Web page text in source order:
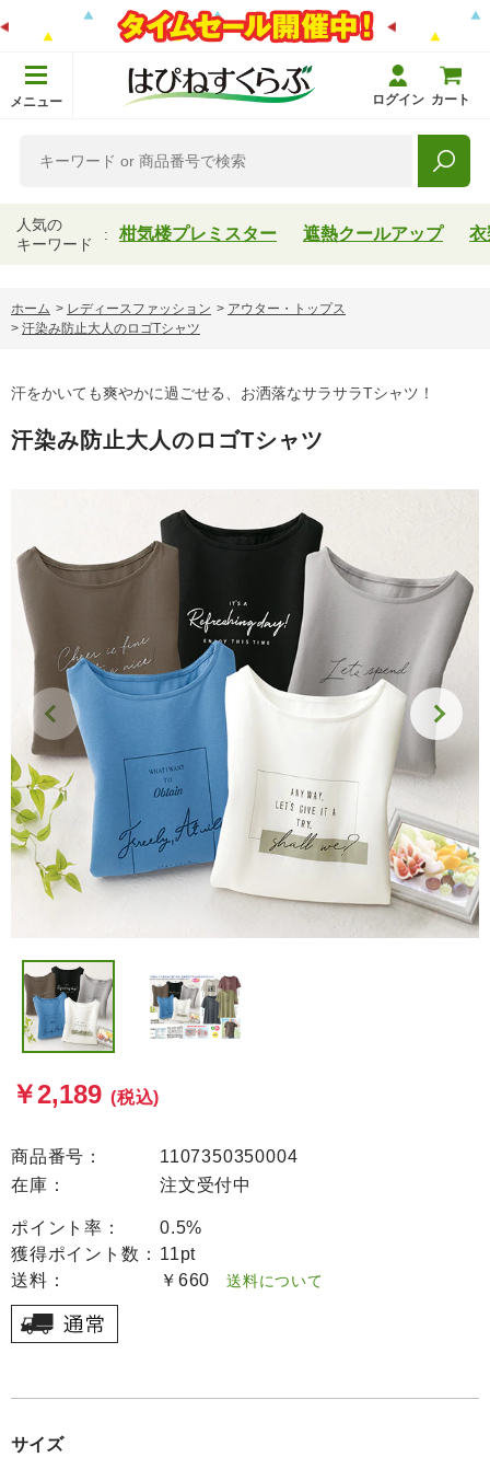
メニュー ログイン カート
人気の
キーワード
柑気楼プレミスター 遮熱クールアップ 衣
ホーム > レディースファッション > アウター・トップス
> 汗染み防止大人のロゴTシャツ
汗をかいても爽やかに過ごせる、お洒落なサラサラTシャツ！
汗染み防止大人のロゴTシャツ
￥2,189 (税込)
商品番号：
1107350350004
在庫：
注文受付中
ポイント率：
0.5%
獲得ポイント数： 11pt
送料：
￥660 送料について
サイズ